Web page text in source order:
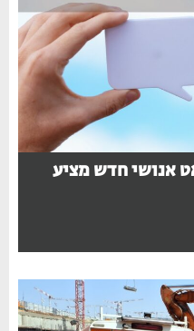
אנושי חדש מציע